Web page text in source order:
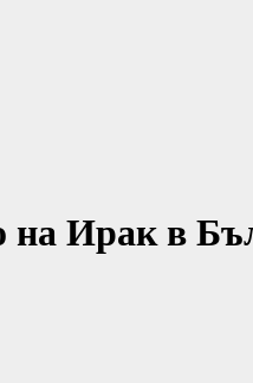
на Ирак в